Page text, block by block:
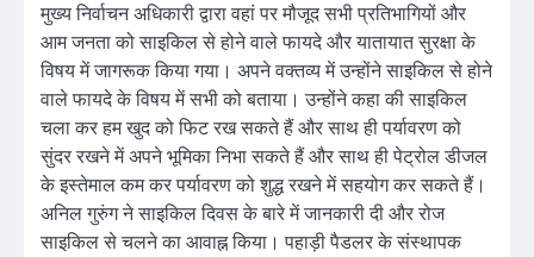
मुख्य निर्वाचन अधिकारी द्वारा वहां पर मौजूद सभी प्रतिभागियों और
आम जनता को साइकिल से होने वाले फायदे और यातायात सुरक्षा के
विषय में जागरूक किया गया। अपने वक्तव्य में उन्होंने साइकिल से होने
वाले फायदे के विषय में सभी को बताया। उन्होंने कहा की साइकिल
चला कर हम खुद को फिट रख सकते हैं और साथ ही पर्यावरण को
सुंदर रखने में अपने भूमिका निभा सकते हैं और साथ ही पेट्रोल डीजल
के इस्तेमाल कम कर पर्यावरण को शुद्ध रखने में सहयोग कर सकते हैं।
अनिल गुरुंग ने साइकिल दिवस के बारे में जानकारी दी और रोज
साइकिल से चलने का आवाह्न किया। पहाड़ी पैडलर के संस्थापक